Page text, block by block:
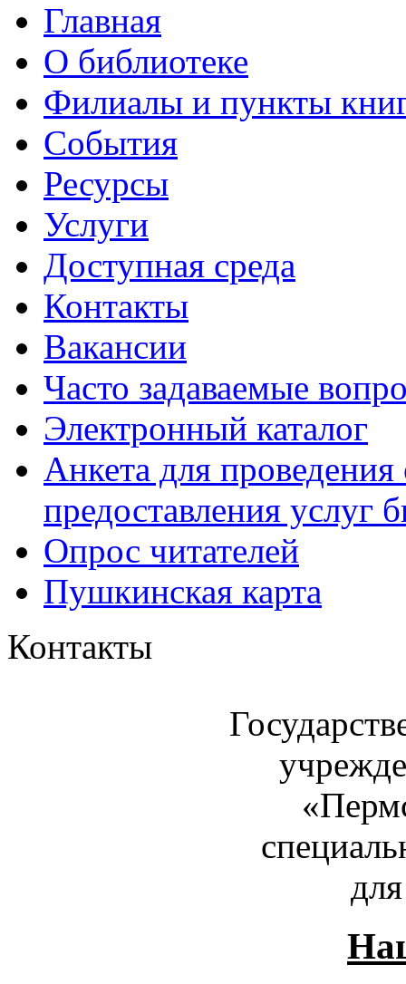
Главная
О библиотеке
Филиалы и пункты
События
Ресурсы
Услуги
Доступная среда
Контакты
Вакансии
Часто задаваемые
Электронный каталог
Анкета для проведения
предоставления услуг
Опрос читателей
Пушкинская карта
Контакты